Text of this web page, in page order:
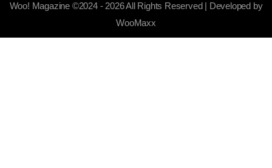
Woo! Magazine ©2024 - 2026 All Rights Reserved | Developed by
WooMaxx